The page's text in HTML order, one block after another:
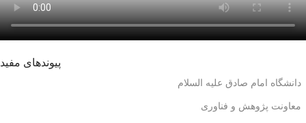
پیوندهای مفید
دانشگاه امام صادق علیه السلام
معاونت پژوهش و فناوری